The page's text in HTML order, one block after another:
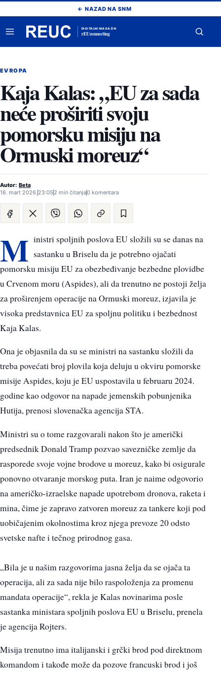
na
sadržaj
← NAZAD NA SNM
Otvori
meni
DIGITALNI MAGAZIN
rEUconnecting
EVROPA
Kaja Kalas: „EU za sada
neće proširiti svoju
pomorsku misiju na
Ormuski moreuz“
Autor: Beta
16. mart 2026. 23:05 2 min čitanja0 komentara
M inistri spoljnih poslova EU složili su se danas na
sastanku u Briselu da je potrebno ojačati
pomorsku misiju EU za obezbeđivanje bezbedne plovidbe
u Crvenom moru (Aspides), ali da trenutno ne postoji želja
za proširenjem operacije na Ormuski moreuz, izjavila je
visoka predstavnica EU za spoljnu politiku i bezbednost
Kaja Kalas.
Ona je objasnila da su se ministri na sastanku složili da
treba povećati broj plovila koja deluju u okviru pomorske
misije Aspides, koju je EU uspostavila u februaru 2024.
godine kao odgovor na napade jemenskih pobunjenika
Hutija, prenosi slovenačka agencija STA.
Ministri su o tome razgovarali nakon što je američki
predsednik Donald Tramp pozvao savezničke zemlje da
rasporede svoje vojne brodove u moreuz, kako bi osigurale
ponovno otvaranje morskog puta. Iran je naime odgovorio
na američko-izraelske napade upotrebom dronova, raketa i
mina, čime je zapravo zatvoren moreuz za tankere koji pod
uobičajenim okolnostima kroz njega prevoze 20 odsto
svetske nafte i tečnog prirodnog gasa.
„Bila je u našim razgovorima jasna želja da se ojača ta
operacija, ali za sada nije bilo raspoloženja za promenu
mandata operacije“, rekla je Kalas novinarima posle
sastanka ministara spoljnih poslova EU u Briselu, prenela
je agencija Rojters.
Misija trenutno ima italijanski i grčki brod pod direktnom
komandom i takođe može da pozove francuski brod i još